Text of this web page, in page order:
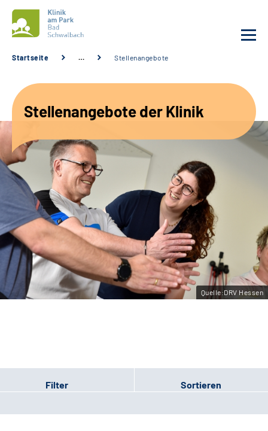
Unsere Angebote
Service
Karriere
Sozialdienste & Zuweisende
Suche
Leichte Sprache
Startseite … Stellenangebote
Stellenangebote der Klinik
Quelle:DRV Hessen
Filter Sortieren